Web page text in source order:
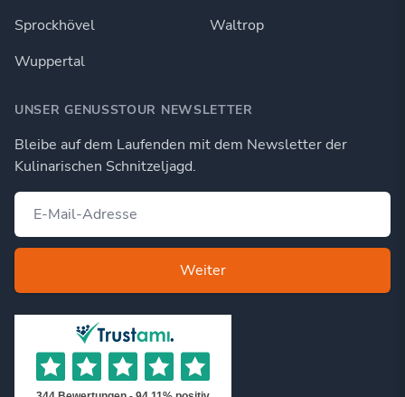
Sprockhövel
Waltrop
Wuppertal
UNSER GENUSSTOUR NEWSLETTER
Bleibe auf dem Laufenden mit dem Newsletter der
Kulinarischen Schnitzeljagd.
Weiter